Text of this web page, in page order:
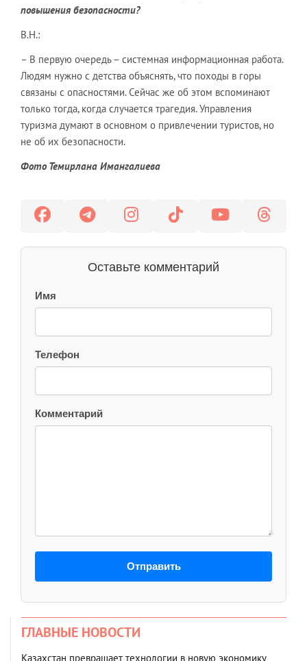
повышения безопасности?
В.Н.:
– В первую очередь – системная информационная работа.
Людям нужно с детства объяснять, что походы в горы
связаны с опасностями. Сейчас же об этом вспоминают
только тогда, когда случается трагедия. Управления
туризма думают в основном о привлечении туристов, но
не об их безопасности.
Фото Темирлана Имангалиева
Оставьте комментарий
Имя
Телефон
Комментарий
Отправить
ГЛАВНЫЕ НОВОСТИ
Казахстан превращает технологии в новую экономику